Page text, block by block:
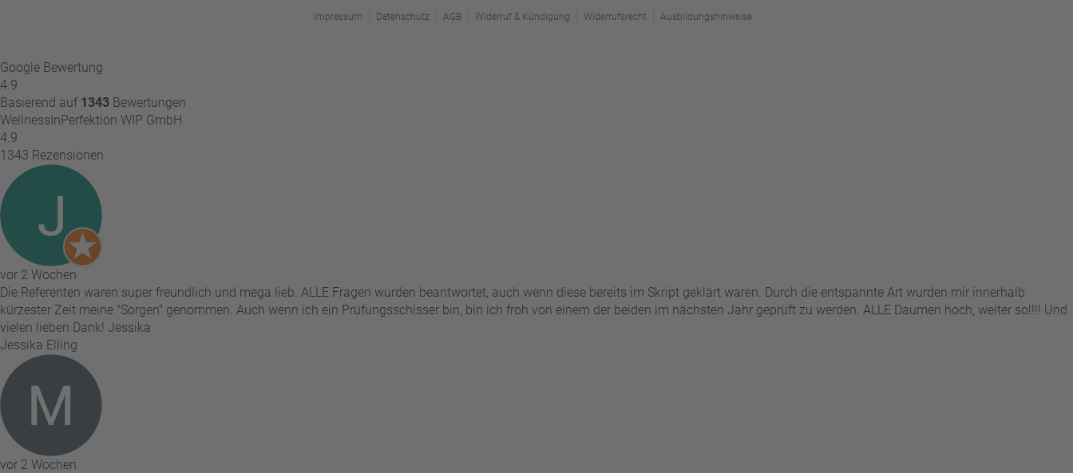
Impressum Datenschutz AGB Widerruf & Kündigung Widerrufsrecht Ausbildungshinweise
Google Bewertung
4.9
Basierend auf 1343 Bewertungen
WellnessInPerfektion WIP GmbH
4.9
1343 Rezensionen
vor 2 Wochen
Die Referenten waren super freundlich und mega lieb. ALLE Fragen wurden beantwortet, auch wenn diese bereits im Skript geklärt waren. Durch die entspannte Art wurden mir innerhalb
kürzester Zeit meine "Sorgen" genommen. Auch wenn ich ein Prüfungsschisser bin, bin ich froh von einem der beiden im nächsten Jahr geprüft zu werden. ALLE Daumen hoch, weiter so!!!! Und
vielen lieben Dank! Jessika
Jessika Elling
vor 2 Wochen